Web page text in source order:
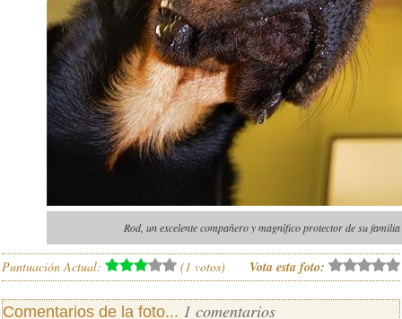
Rod, un excelente compañero y magnìfico protector de su familia
Puntuación Actual: (1 votos) Vota esta foto:
Comentarios de la foto... 1 comentarios